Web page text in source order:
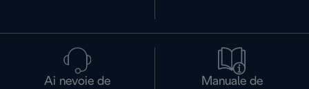
Ai nevoie de
Manuale de